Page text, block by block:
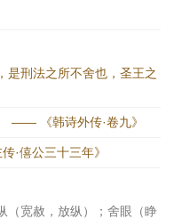
是刑法之所不舍也，圣王之
—— 《韩诗外传·卷九》
·僖公三十三年》
（宽赦，放纵）；舍眼（睁